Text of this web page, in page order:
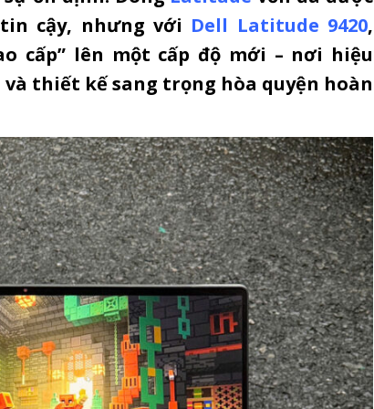
cậy, nhưng với Dell Latitude 9420,
cấp” lên một cấp độ mới – nơi hiệu
thiết kế sang trọng hòa quyện hoàn